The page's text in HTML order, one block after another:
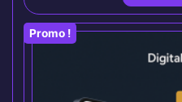
Promo !